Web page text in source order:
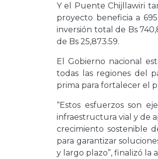
Y el Puente Chijllawiri
proyecto beneficia a
inversión total de Bs
de Bs 25,873.59.
El Gobierno nacional
todas las regiones del
prima para fortalecer el
“Estos esfuerzos son
infraestructura vial y de
crecimiento sostenible
para garantizar
y largo plazo”, finalizó la